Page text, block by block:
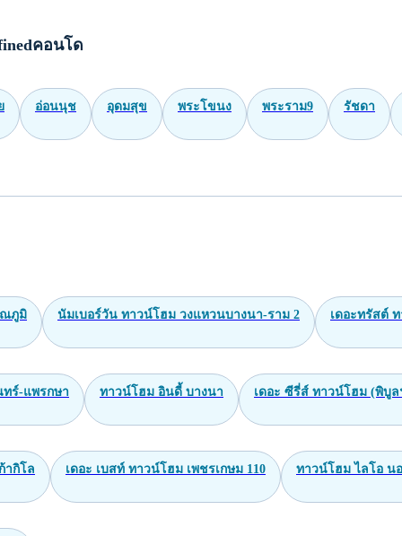
คอนโด
อ่อนนุช อุดมสุข พระโขนง พระราม9 รัชดา
ณภูมิ นัมเบอร์วัน ทาวน์โฮม วงแหวนบางนา-ราม 2 เดอะทรัสต์
ร์-แพรกษา ทาวน์โฮม อินดี้ บางนา เดอะ ซีรี่ส์ ทาวน์โฮม (พิบูล
ากิโล เดอะ เบสท์ ทาวน์โฮม เพชรเกษม 110 ทาวน์โฮม ไลโอ น